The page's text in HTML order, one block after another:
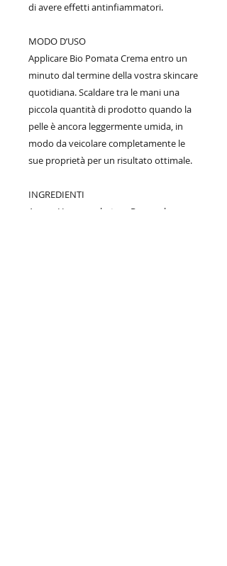
di avere effetti antinfiammatori.
MODO D’USO
Applicare Bio Pomata Crema entro un
minuto dal termine della vostra skincare
quotidiana. Scaldare tra le mani una
piccola quantità di prodotto quando la
pelle è ancora leggermente umida, in
modo da veicolare completamente le
sue proprietà per un risultato ottimale.
INGREDIENTI
Aqua - Harpagophytum Procumbens